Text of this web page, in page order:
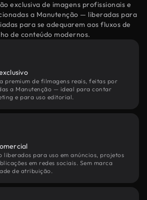
exclusiva de imagens profissionais e
a Manutenção — liberadas para
para se adequarem aos fluxos de
de conteúdo modernos.
premium de filmagens reais, feitas por
a Manutenção — ideal para contar
e para uso editorial.
liberados para uso em anúncios, projetos
em redes sociais. Sem marca
de atribuição.